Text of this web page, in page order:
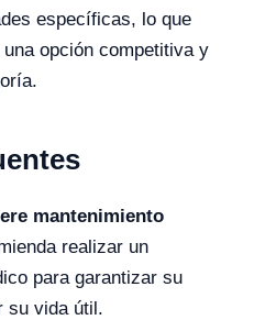
específicas, lo que
opción competitiva y
mantenimiento
realizar un
para garantizar su
su vida útil.